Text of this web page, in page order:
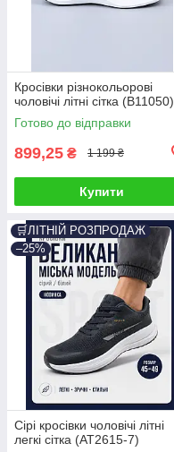
Кросівки різнокольорові
чоловічі літні сітка (B11050)
Готово до відправки
899,25 ₴ 1 199 ₴
Купити
🛒ЛІТНІЙ РОЗПРОДАЖ
–25%
Сірі кросівки чоловічі літні
легкі сітка (AT2615-7)